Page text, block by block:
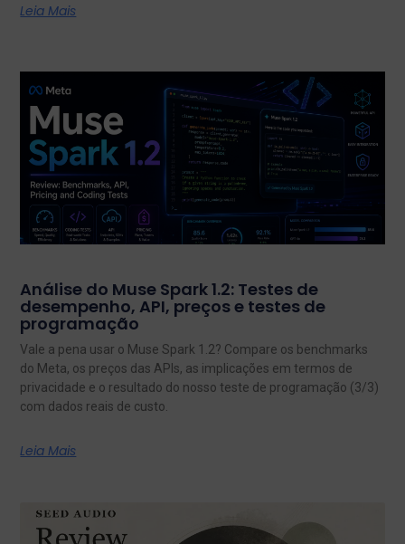
Leia Mais
Análise do Muse Spark 1.2: Testes de
desempenho, API, preços e testes de
programação
Vale a pena usar o Muse Spark 1.2? Compare os benchmarks
do Meta, os preços das APIs, as implicações em termos de
privacidade e o resultado do nosso teste de programação (3/3)
com dados reais de custo.
Leia Mais